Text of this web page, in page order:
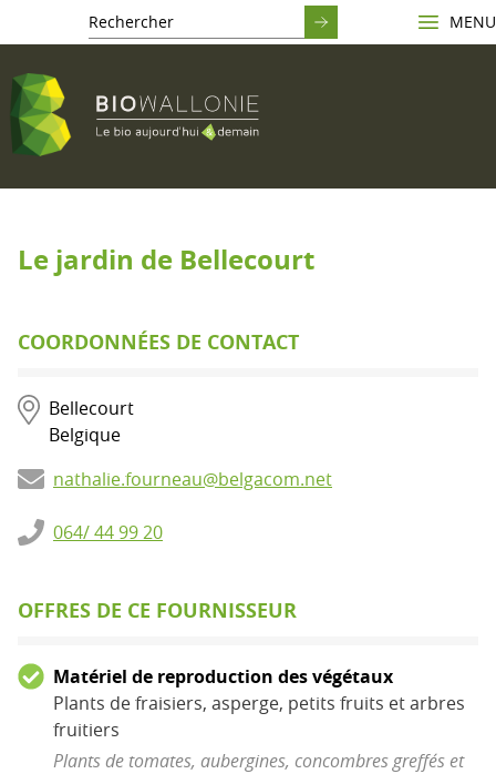
MENU
Le jardin de Bellecourt
COORDONNÉES DE CONTACT
Bellecourt
Belgique
nathalie.fourneau@belgacom.net
064/ 44 99 20
OFFRES DE CE FOURNISSEUR
Matériel de reproduction des végétaux
Plants de fraisiers, asperge, petits fruits et arbres
fruitiers
Plants de tomates, aubergines, concombres greffés et